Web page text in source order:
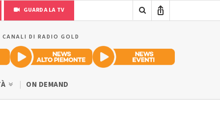
GUARDA LA TV
DI RADIO GOLD
ON DEMAND